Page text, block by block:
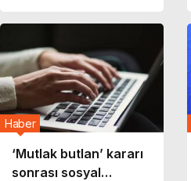
alıyorlar’
‘Mutlak butlan’ kararı
sonrası sosyal
Haber